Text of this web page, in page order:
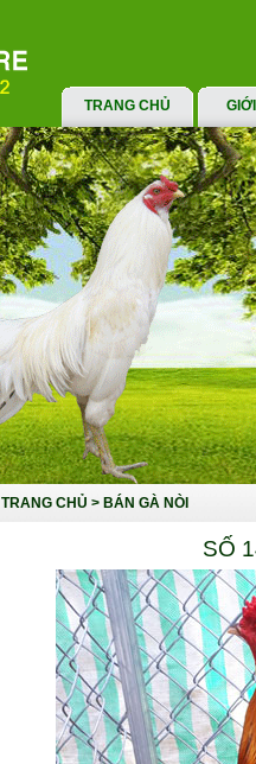
TRANG CHỦ
TRANG CHỦ > BÁN GÀ NÒI
SỐ